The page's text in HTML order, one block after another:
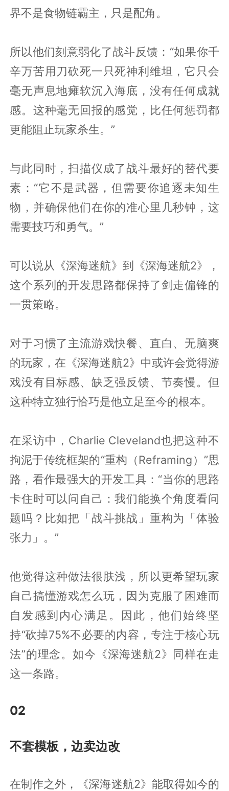
界不是食物链霸主，只是配角。
所以他们刻意弱化了战斗反馈：“如果你千
辛万苦用刀砍死一只死神利维坦，它只会
毫无声息地瘫软沉入海底，没有任何成就
感。这种毫无回报的感觉，比任何惩罚都
更能阻止玩家杀生。”
与此同时，扫描仪成了战斗最好的替代要
素：“它不是武器，但需要你追逐未知生
物，并确保他们在你的准心里几秒钟，这
需要技巧和勇气。”
可以说从《深海迷航》到《深海迷航2》，
这个系列的开发思路都保持了剑走偏锋的
一贯策略。
对于习惯了主流游戏快餐、直白、无脑爽
的玩家，在《深海迷航2》中或许会觉得游
戏没有目标感、缺乏强反馈、节奏慢。但
这种特立独行恰巧是他立足至今的根本。
在采访中，Charlie Cleveland也把这种不
拘泥于传统框架的“重构（Reframing）”思
路，看作最强大的开发工具：“当你的思路
卡住时可以问自己：我们能换个角度看问
题吗？比如把「战斗挑战」重构为「体验
张力」。”
他觉得这种做法很肤浅，所以更希望玩家
自己搞懂游戏怎么玩，因为克服了困难而
自发感到内心满足。因此，他们始终坚
持“砍掉75%不必要的内容，专注于核心玩
法”的理念。如今《深海迷航2》同样在走
这一条路。
02
不套模板，边卖边改
在制作之外，《深海迷航2》能取得如今的